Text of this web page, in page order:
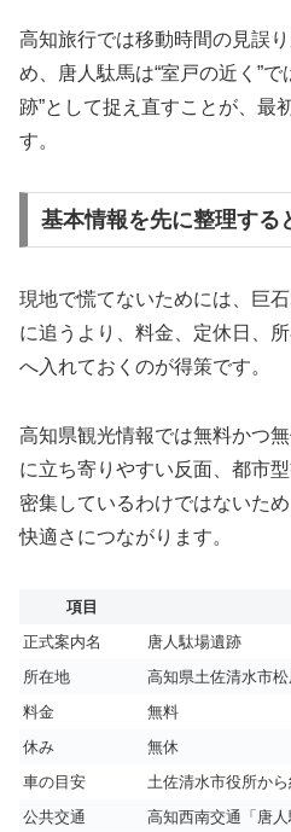
高知旅行では移動時間の見誤
め、唐人駄馬は“室戸の近く”
跡”として捉え直すことが、最
す。
基本情報を先に整理する
現地で慌てないためには、巨
に追うより、料金、定休日、
へ入れておくのが得策です。
高知県観光情報では無料かつ
に立ち寄りやすい反面、都市
密集しているわけではないた
快適さにつながります。
項目
正式案内名
唐人駄場遺跡
所在地
高知県土佐清水市
料金
無料
休み
無休
車の目安
土佐清水市役所か
公共交通
高知西南交通「唐